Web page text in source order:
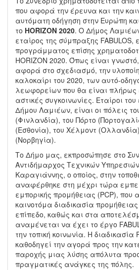
που αφορά την έρευνα και την
αυτόματη οδήγηση στην Ευρώπη
το HORIZON 2020. Ο Δήμος
εταίρος της σύμπραξης FABULOS,
προγράμματος επίσης
HORIZON 2020. Όπως είναι γνωστό,
αφορά στο σχεδιασμό, την
καλοκαίρι του 2020, των αυτό-
λεωφορείων που θα είναι πλήρως
αστικές συγκοινωνίες. Εταίροι
Δήμου Λαμιέων, είναι οι πόλεις
(Φινλανδία), του Πόρτο
(Εσθονία), του Χέλμοντ
(Νορβηγία).
Το Δήμο μας, εκπροσώπησε στο
Αντιδήμαρχος Τεχνικών
Καραγιάννης, ο οποίος, στην
αναφέρθηκε στη μέχρι τώρα
εμπορικής προμήθειας (PCP), που
καινοτόμα διαδικασία
επίπεδο, καθώς και στα
αναμένεται να έχει το έργο
την τοπική κοινωνία. Η διαδικασία
καθοδηγεί την αγορά προς την
παροχής μιας λύσης απόλυτα
πραγματικές ανάγκες της πόλης.